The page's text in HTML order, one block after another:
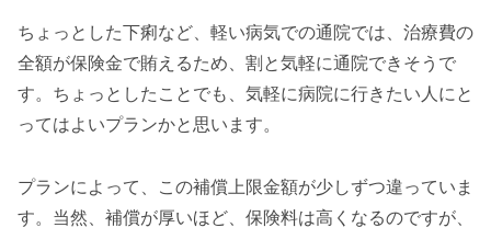
ちょっとした下痢など、軽い病気での通院では、治療費の
全額が保険金で賄えるため、割と気軽に通院できそうで
す。ちょっとしたことでも、気軽に病院に行きたい人にと
ってはよいプランかと思います。
プランによって、この補償上限金額が少しずつ違っていま
す。当然、補償が厚いほど、保険料は高くなるのですが、